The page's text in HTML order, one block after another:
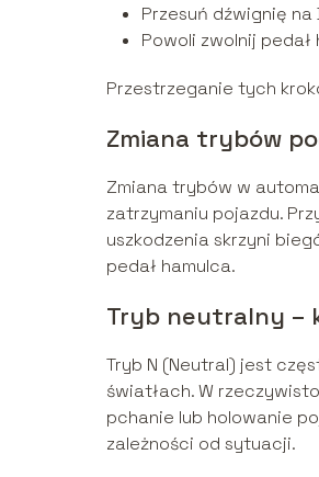
Przesuń dźwignię na
Powoli zwolnij
Przestrzeganie tych
Zmiana trybów
Zmiana trybów w
zatrzymaniu pojazdu.
uszkodzenia skrzyni
pedał hamulca.
Tryb neutralny –
Tryb N (Neutral) jest
światłach. W
pchanie lub holowanie
zależności od sytuacji.